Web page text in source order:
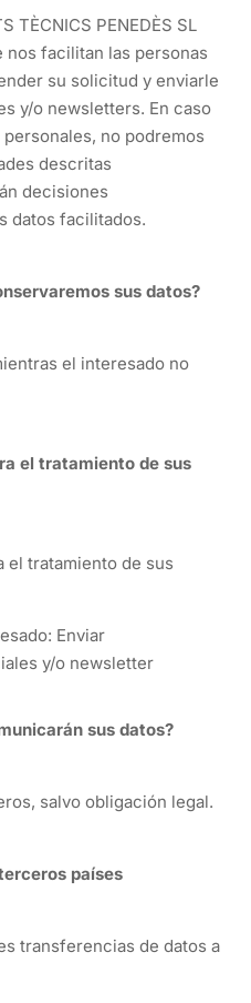
TÈCNICS PENEDÈS SL
facilitan las personas
su solicitud y enviarle
y/o newsletters. En caso
no podremos
descritas
decisiones
datos facilitados.
sus datos?
el interesado no
el tratamiento de sus
el tratamiento de sus
Enviar
y/o newsletter
sus datos?
salvo obligación legal.
países
transferencias de datos a